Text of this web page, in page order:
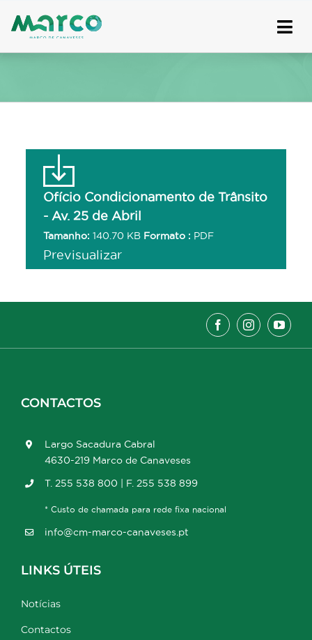
to
Ofício Condicionamento de Trânsito
- Av. 25 de Abril
Tamanho: 140.70 KB Formato : PDF
Previsualizar
CONTACTOS
Largo Sacadura Cabral
4630-219 Marco de Canaveses
T. 255 538 800 | F. 255 538 899
* Custo de chamada para rede fixa nacional
info@cm-marco-canaveses.pt
LINKS ÚTEIS
Notícias
Contactos